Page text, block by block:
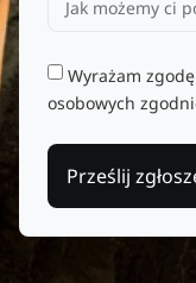
Wyrażam
osobowych
Prześlij